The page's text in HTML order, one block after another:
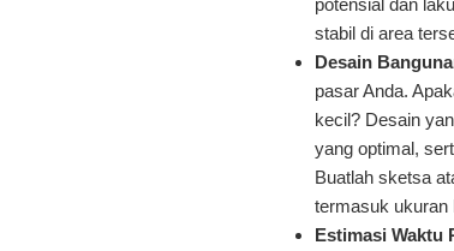
potensial dan
stabil di area
Desain
pasar Anda.
kecil? Desain
yang optimal,
Buatlah sketsa
termasuk ukuran
Estimasi Waktu